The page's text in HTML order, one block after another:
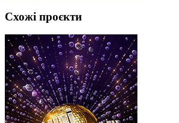
Схожі проєкти